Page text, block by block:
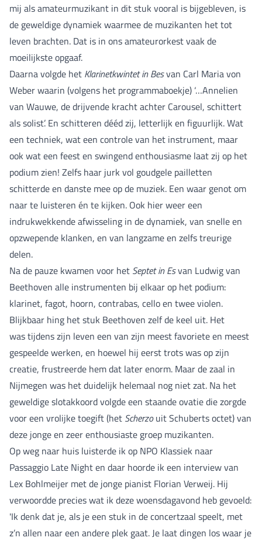
mij als amateurmuzikant in dit stuk vooral is bijgebleven, is
de geweldige dynamiek waarmee de muzikanten het tot
leven brachten. Dat is in ons amateurorkest vaak de
moeilijkste opgaaf.
Daarna volgde het Klarinetkwintet in Besvan Carl Maria von
Weber waarin (volgens het programmaboekje) ‘…Annelien
van Wauwe, de drijvende kracht achter Carousel, schittert
als solist’. En schitteren dééd zij, letterlijk en figuurlijk. Wat
een techniek, wat een controle van het instrument, maar
ook wat een feest en swingend enthousiasme laat zij op het
podium zien! Zelfs haar jurk vol goudgele pailletten
schitterde en danste mee op de muziek. Een waar genot om
naar te luisteren én te kijken. Ook hier weer een
indrukwekkende afwisseling in de dynamiek, van snelle en
opzwepende klanken, en van langzame en zelfs treurige
delen.
Na de pauze kwamen voor het Septet in Esvan Ludwig van
Beethoven alle instrumenten bij elkaar op het podium:
klarinet, fagot, hoorn, contrabas, cello en twee violen.
Blijkbaar hing het stuk Beethoven zelf de keel uit. Het
was tijdens zijn leven een van zijn meest favoriete en meest
gespeelde werken, en hoewel hij eerst trots was op zijn
creatie, frustreerde hem dat later enorm. Maar de zaal in
Nijmegen was het duidelijk helemaal nog niet zat. Na het
geweldige slotakkoord volgde een staande ovatie die zorgde
voor een vrolijke toegift (het Scherzouit Schuberts octet) van
deze jonge en zeer enthousiaste groep muzikanten.
Op weg naar huis luisterde ik op NPO Klassiek naar
Passaggio Late Night en daar hoorde ik een interview van
Lex Bohlmeijer met de jonge pianist Florian Verweij. Hij
verwoordde precies wat ik deze woensdagavond heb gevoeld:
'Ik denk dat je, als je een stuk in de concertzaal speelt, met
z’n allen naar een andere plek gaat. Je laat dingen los waar je